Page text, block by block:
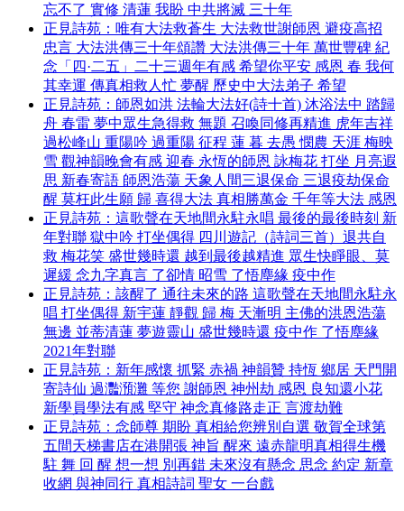
忘不了 實修 清蓮 我盼 中共將滅 三十年
正見詩苑：唯有大法救蒼生 大法救世謝師恩 避疫高招
忠言 大法洪傳三十年頌讚 大法洪傳三十年 萬世豐碑 紀
念「四·二五」二十三週年有感 希望你平安 感恩 春 我何
其幸運 傳真相救人忙 夢醒 歷史中大法弟子 希望
正見詩苑：師恩如洪 法輪大法好(詩十首) 沐浴法中 踏歸
舟 春雷 夢中眾生急得救 無題 召喚同修再精進 虎年吉祥
過松峰山 重陽吟 過重陽 征程 蓮 暮 去愚 憫農 天涯 梅映
雪 觀神韻晚會有感 迎春 永恆的師恩 詠梅花 打坐 月亮遐
思 新春寄語 師恩浩蕩 天象人間三退保命 三退疫劫保命
醒 莫枉此生願 歸 喜得大法 真相勝萬金 千年等大法 感恩
正見詩苑：這歌聲在天地間永駐永唱 最後的最後時刻 新
年對聯 獄中吟 打坐偶得 四川遊記（詩詞三首）退共自
救 梅花笑 盛世幾時還 越到最後越精進 眾生快睜眼、莫
遲緩 念九字真言 了卻情 昭雪 了悟塵緣 疫中作
正見詩苑：該醒了 通往未來的路 這歌聲在天地間永駐永
唱 打坐偶得 新宇蓮 靜觀 歸 梅 天漸明 主佛的洪恩浩蕩
無邊 並蒂清蓮 夢遊靈山 盛世幾時還 疫中作 了悟塵緣
2021年對聯
正見詩苑：新年感懷 抓緊 赤禍 神韻贊 持恆 鄉居 天門開
寄詩仙 過灩澦灘 等您 謝師恩 神州劫 感恩 良知還小花
新學員學法有感 堅守 神念真修路走正 言渡劫難
正見詩苑：念師尊 期盼 真相給您辨別自選 敬賀全球第
五間天梯書店在港開張 神旨 醒來 遠赤龍明真相得生機
駐 舞 回 醒 想一想 別再錯 未來沒有懸念 思念 約定 新章
收網 與神同行 真相詩詞 聖女 一台戲